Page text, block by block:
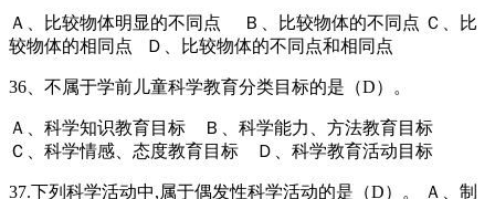
Ａ、比较物体明显的不同点 Ｂ、比较物体的不同点 Ｃ、比
较物体的相同点 Ｄ、比较物体的不同点和相同点
36、不属于学前儿童科学教育分类目标的是（D）。
Ａ、科学知识教育目标 Ｂ、科学能力、方法教育目标
Ｃ、科学情感、态度教育目标 Ｄ、科学教育活动目标
37.下列科学活动中,属于偶发性科学活动的是（D）。 Ａ、制